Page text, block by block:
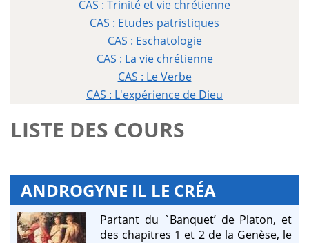
CAS : Trinité et vie chrétienne
CAS : Etudes patristiques
CAS : Eschatologie
CAS : La vie chrétienne
CAS : Le Verbe
CAS : L'expérience de Dieu
LISTE DES COURS
ANDROGYNE IL LE CRÉA
Partant du `Banquet’ de Platon, et
des chapitres 1 et 2 de la Genèse, le